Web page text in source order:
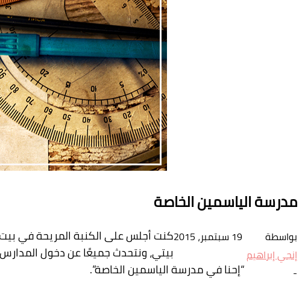
مدرسة الياسمين الخاصة
بواسطة
إنجي إبراهيم
-
19 سبتمبر، 2015
كنت أجلس على الكنبة المريحة في بيت
بيتي، ونتحدث جميعًا عن دخول
“إحنا في مدرسة الياسمين الخاصة”.